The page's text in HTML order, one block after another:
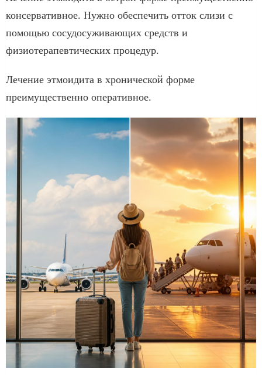
консервативное. Нужно обеспечить отток слизи с
помощью сосудосуживающих средств и
физиотерапевтических процедур.
Лечение этмоидита в хронической форме
преимущественно оперативное.